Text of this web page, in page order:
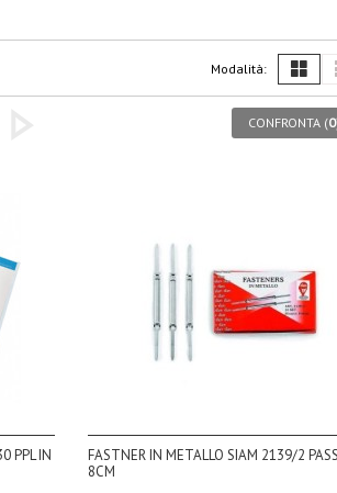
Modalità:
CONFRONTA (0
PPL IN
FASTNER IN METALLO SIAM 2139/2
8CM